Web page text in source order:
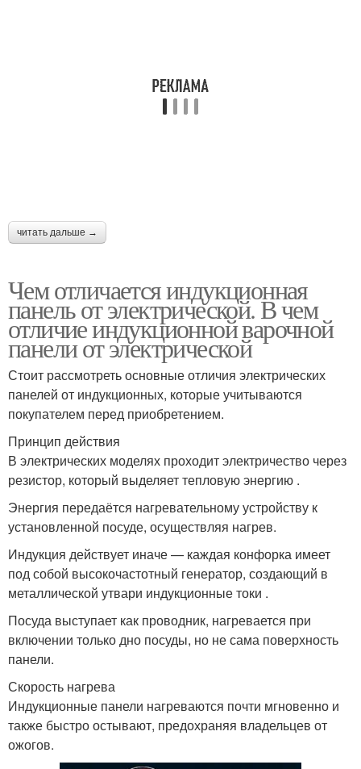
читать дальше →
Чем отличается индукционная
панель от электрической. В чем
отличие индукционной варочной
панели от электрической
Стоит рассмотреть основные отличия электрических
панелей от индукционных, которые учитываются
покупателем перед приобретением.
Принцип действия
В электрических моделях проходит электричество через
резистор, который выделяет тепловую энергию .
Энергия передаётся нагревательному устройству к
установленной посуде, осуществляя нагрев.
Индукция действует иначе — каждая конфорка имеет
под собой высокочастотный генератор, создающий в
металлической утвари индукционные токи .
Посуда выступает как проводник, нагревается при
включении только дно посуды, но не сама поверхность
панели.
Скорость нагрева
Индукционные панели нагреваются почти мгновенно и
также быстро остывают, предохраняя владельцев от
ожогов.